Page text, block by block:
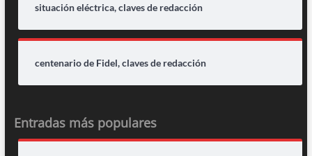
situación eléctrica, claves de redacción
centenario de Fidel, claves de redacción
Entradas más populares